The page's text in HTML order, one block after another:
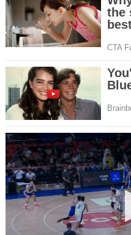
00:00
of
00:00